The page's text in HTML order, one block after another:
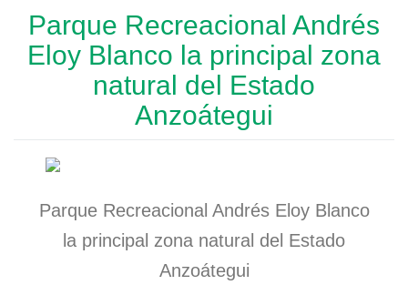
Parque Recreacional Andrés
Eloy Blanco la principal zona
natural del Estado
Anzoátegui
Parque Recreacional Andrés Eloy Blanco
la principal zona natural del Estado
Anzoátegui